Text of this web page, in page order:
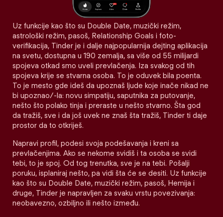
Uz funkcije kao što su Double Date, muzički režim,
astrološki režim, pasoš, Relationship Goals i foto-
verifikacija, Tinder je i dalje najpopularnija dejting aplikacija
na svetu, dostupna u 190 zemalja, sa više od 55 milijardi
spojeva otkad smo uveli prevlačenja. Iza svakog od tih
spojeva krije se stvarna osoba. To je oduvek bila poenta.
To je mesto gde ideš da upoznaš ljude koje inače nikad ne
bi upoznao/-la: novu simpatiju, saputnika za putovanje,
nešto što polako tinja i preraste u nešto stvarno. Šta god
da tražiš, sve i da još uvek ne znaš šta tražiš, Tinder ti daje
prostor da to otkriješ.
Napravi profil, podesi svoja podešavanja i kreni sa
prevlačenjima. Ako se nekome svidiš i ta osoba se svidi
tebi, to je spoj. Od tog trenutka, sve je na tebi. Pošalji
poruku, isplaniraj nešto, pa vidi šta će se desiti. Uz funkcije
kao što su Double Date, muzički režim, pasoš, Hemija i
druge, Tinder je napravljen za svaku vrstu povezivanja:
neobavezno, ozbiljno ili nešto između.